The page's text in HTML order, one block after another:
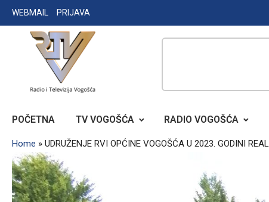
Skip
to
WEBMAIL PRIJAVA
RADIO TELEVIZIJA VOGOŠĆA
POČETNA TV VOGOŠĆA RADIO VOGOŠĆA
Home » UDRUŽENJE RVI OPĆINE VOGOŠĆA U 2023. GODINI